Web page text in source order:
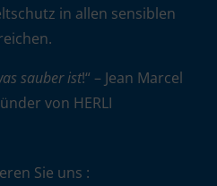
in allen sensiblen
sauber ist!“ – Jean Marcel
von HERLI
Sie uns :